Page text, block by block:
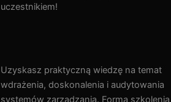
uczestnikiem!
Uzyskasz praktyczną wiedzę na temat
wdrażenia, doskonalenia i audytowania
systemów zarządzania. Forma szkolenia